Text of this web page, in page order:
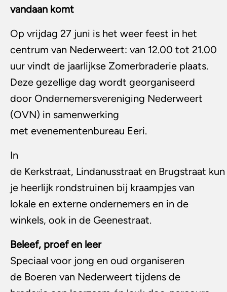
vandaan komt
Op vrijdag 27 juni is het weer feest in het
centrum van Nederweert: van 12.00 tot 21.00
uur vindt de jaarlijkse Zomerbraderie plaats.
Deze gezellige dag wordt georganiseerd
door Ondernemersvereniging Nederweert
(OVN) in samenwerking
met evenementenbureau Eeri.
In
de Kerkstraat, Lindanusstraat en Brugstraat kun
je heerlijk rondstruinen bij kraampjes van
lokale en externe ondernemers en in de
winkels, ook in de Geenestraat.
Beleef, proef en leer
Speciaal voor jong en oud organiseren
de Boeren van Nederweert tijdens de